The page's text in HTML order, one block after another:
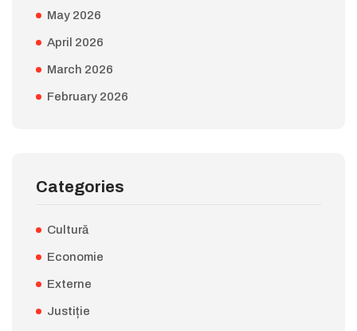
May 2026
April 2026
March 2026
February 2026
Categories
Cultură
Economie
Externe
Justiție